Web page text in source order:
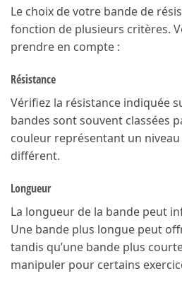
Le choix de votre bande de
fonction de plusieurs critères.
prendre en compte :
Résistance
Vérifiez la résistance indiquée
bandes sont souvent classées
couleur représentant un
différent.
Longueur
La longueur de la bande peut
Une bande plus longue peut
tandis qu’une bande plus
manipuler pour certains